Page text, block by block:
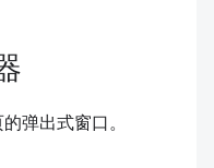
弹出式窗口。